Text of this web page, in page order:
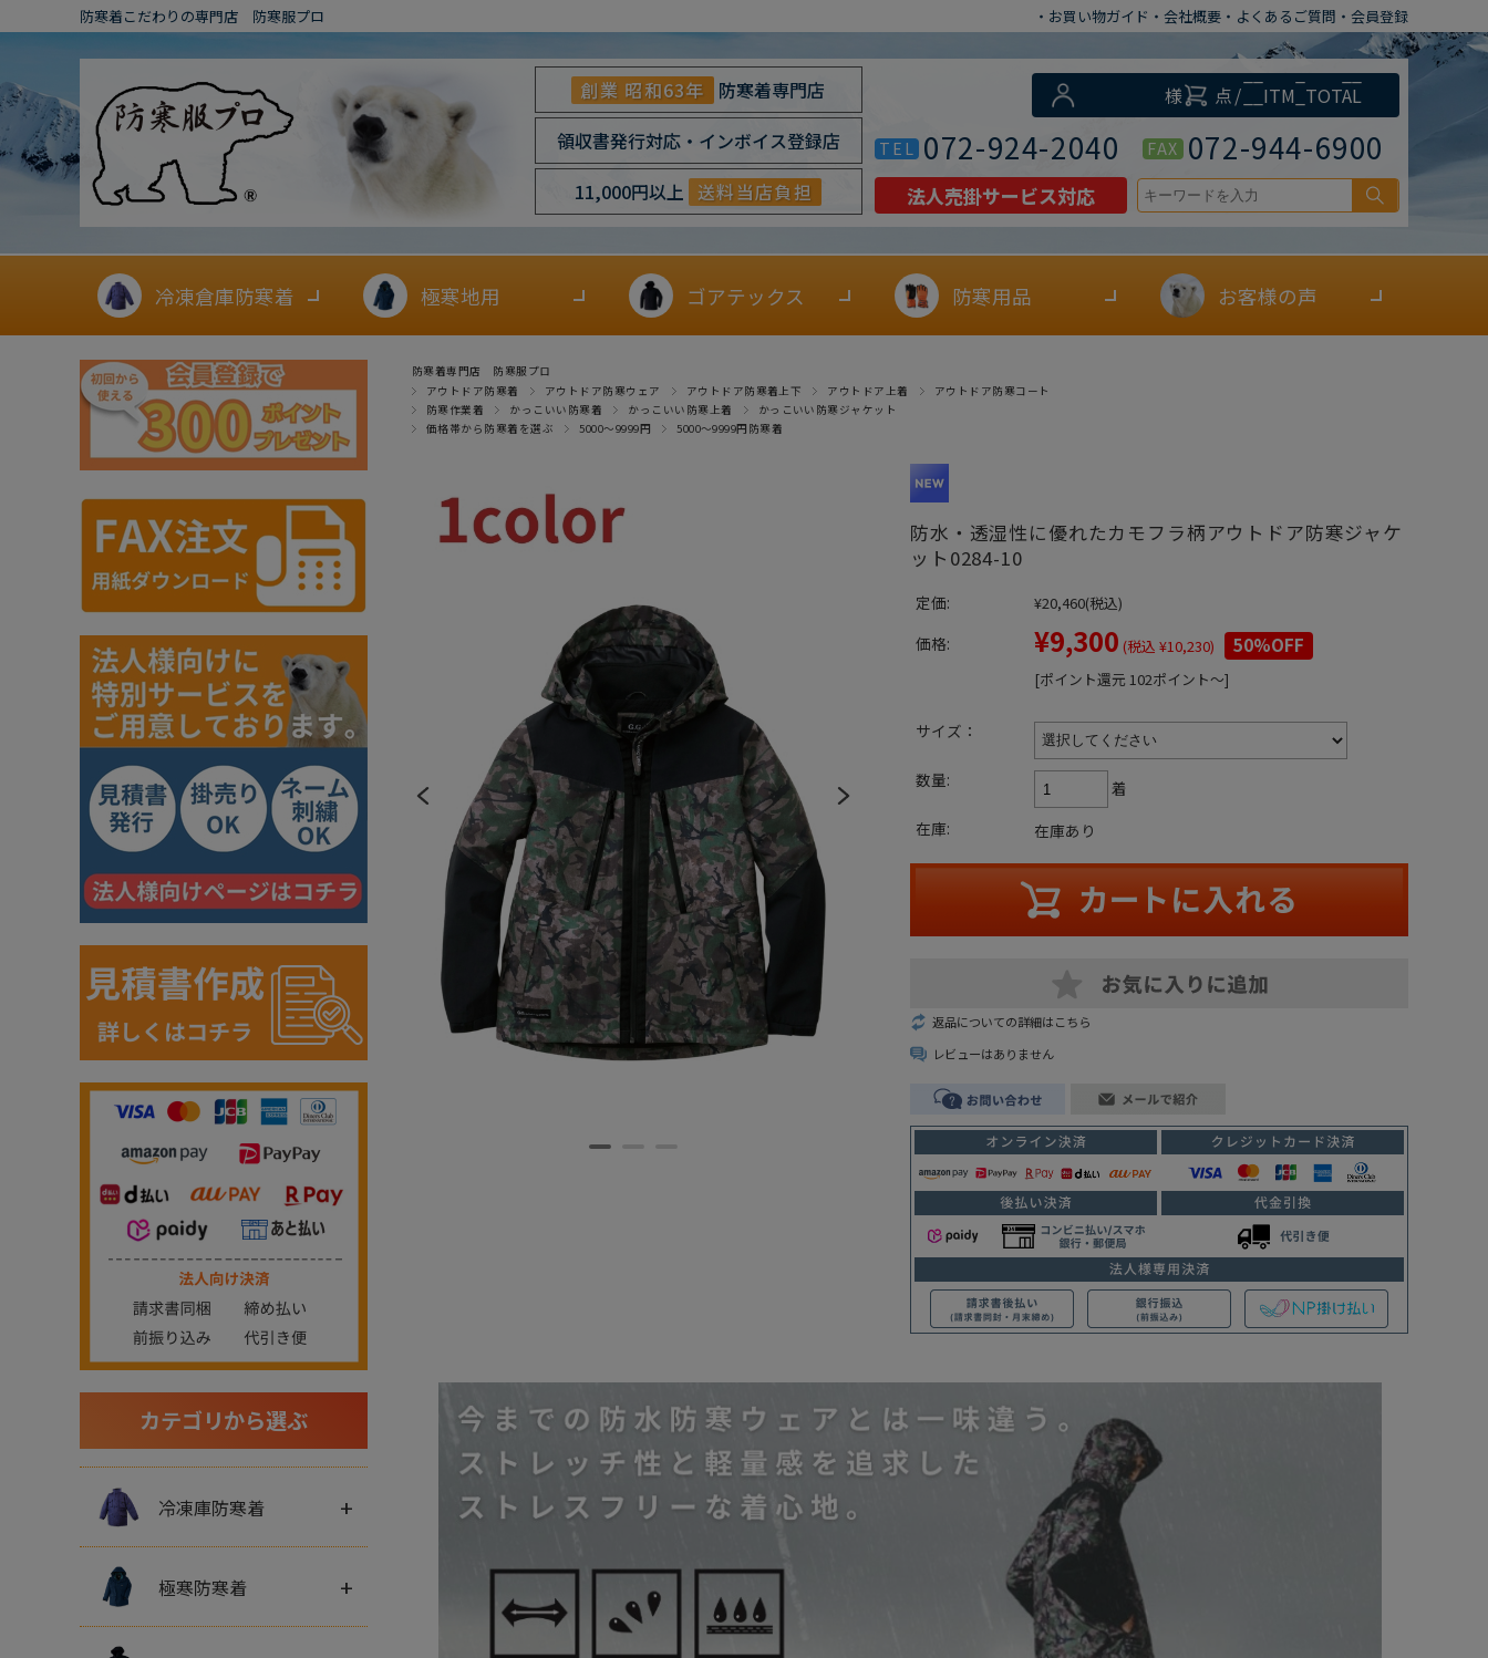
防寒着こだわりの専門店 防寒服プロ ・お買い物ガイド ・会社概要 ・よくあるご質問 ・会員登録
創業 昭和63年
防寒着専門店
領収書発行対応・インボイス登録店
11,000円以上 送料当店負担
様
__ITM_CNT__
点/ __ITM_TOTAL
__円
TEL 072-924-2040 FAX 072-944-6900
法人売掛サービス対応
冷凍倉庫防寒着 極寒地用 ゴアテックス 防寒用品 お客様の声
防寒着専門店 防寒服プロ
アウトドア防寒着
アウトドア防寒ウェア アウトドア防寒着上下 アウトドア上着
アウトドア防寒コート
防寒作業着
かっこいい防寒着 かっこいい防寒上着
かっこいい防寒ジャケット
価格帯から防寒着を選ぶ
5000～9999円 5000～9999円防寒着
防水・透湿性に優れたカモフラ柄アウトドア防寒ジャケ
ット0284-10
定価: ¥20,460(税込)
価格: ¥9,300 (税込 ¥10,230) 50%OFF
[ポイント還元 102ポイント～]
サイズ：
数量:
着
在庫:
在庫あり
返品についての詳細はこちら
レビューはありません
カテゴリから選ぶ
冷凍庫防寒着 +
極寒防寒着 +